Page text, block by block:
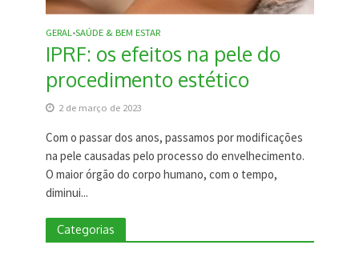
GERAL•SAÚDE & BEM ESTAR
IPRF: os efeitos na pele do
procedimento estético
2 de março de 2023
Com o passar dos anos, passamos por modificações
na pele causadas pelo processo do envelhecimento.
O maior órgão do corpo humano, com o tempo,
diminui...
Categorias